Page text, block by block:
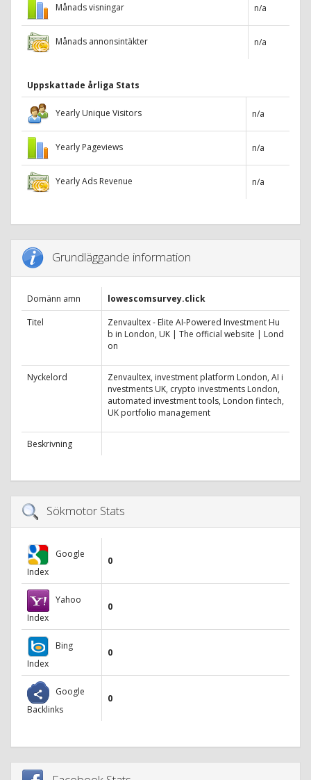
Månads visningar n/a
Månads annonsintäkter n/a
Uppskattade årliga Stats
Yearly Unique Visitors n/a
Yearly Pageviews n/a
Yearly Ads Revenue n/a
Grundläggande information
Domänn amn
lowescomsurvey.click
Titel
Zenvaultex - Elite AI-Powered Investment Hu
b in London, UK | The official website | Lond
on
Nyckelord
Zenvaultex, investment platform London, AI i
nvestments UK, crypto investments London,
automated investment tools, London fintech,
UK portfolio management
Beskrivning
Sökmotor Stats
Google
Index
0
Yahoo
Index
0
Bing
Index
0
Google
Backlinks
0